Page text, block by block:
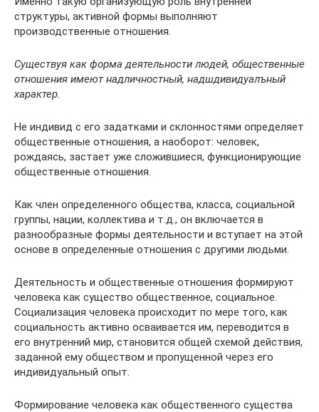
структуры, активной формы выполняют
производственные отношения.
Существуя как форма деятельности людей, общественные
отношения имеют надличностный, надшдивидуалъный
характер.
Не индивид с его задатками и склонностями определяет
общественные отношения, а наоборот: человек,
рождаясь, застает уже сложившиеся, функционирующие
общественные отношения.
Как член определенного общества, класса, социальной
группы, нации, коллектива и т.д., он включается в
разнообразные формы деятельности и вступает на этой
основе в определенные отношения с другими людьми.
Деятельность и общественные отношения формируют
человека как существо общественное, социальное.
Социализация человека происходит по мере того, как
социальность активно осваивается им, переводится в
его внутренний мир, становится общей схемой действия,
заданной ему обществом и пропущенной через его
индивидуальный опыт.
Формирование человека как общественного существа